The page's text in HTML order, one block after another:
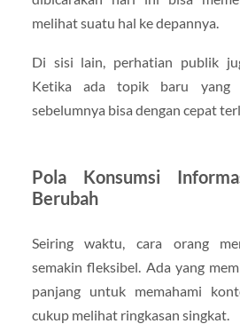
melihat suatu hal ke depannya.
Di sisi lain, perhatian publik
Ketika ada topik baru yang
sebelumnya bisa dengan cepat
Pola Konsumsi
Berubah
Seiring waktu, cara orang
semakin fleksibel. Ada yang
panjang untuk memahami
cukup melihat ringkasan singkat.